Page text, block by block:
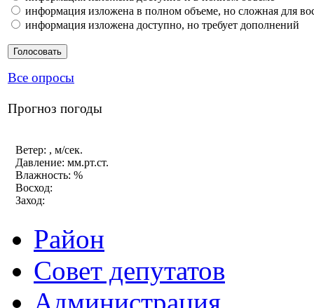
информация изложена в полном объеме, но сложная для
информация изложена доступно, но требует дополнений
Все опросы
Прогноз погоды
Ветер: , м/сек.
Давление: мм.рт.ст.
Влажность: %
Восход:
Заход:
Район
Совет депутатов
Администрация